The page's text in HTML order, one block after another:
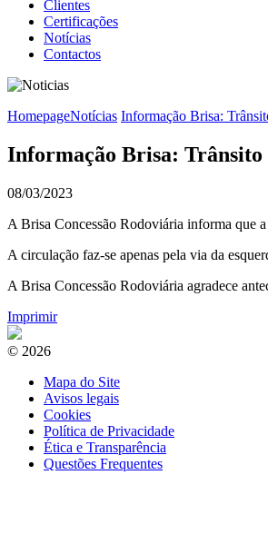
Clientes
Certificações
Notícias
Contactos
HomepageNotícias Informação Brisa:
Informação Brisa: Trânsito
08/03/2023
A Brisa Concessão Rodoviária informa que
A circulação faz-se apenas pela via da
A Brisa Concessão Rodoviária agradece
Imprimir
© 2026
Mapa do Site
Avisos legais
Cookies
Política de Privacidade
Ética e Transparência
Questões Frequentes